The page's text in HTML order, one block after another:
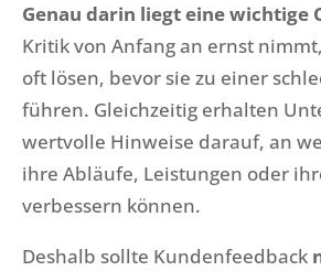
Genau darin liegt eine wichtige
Kritik von Anfang an ernst
oft lösen, bevor sie zu einer
führen. Gleichzeitig erhalten
wertvolle Hinweise darauf, an
ihre Abläufe, Leistungen oder
verbessern können.
Deshalb sollte Kundenfeedback